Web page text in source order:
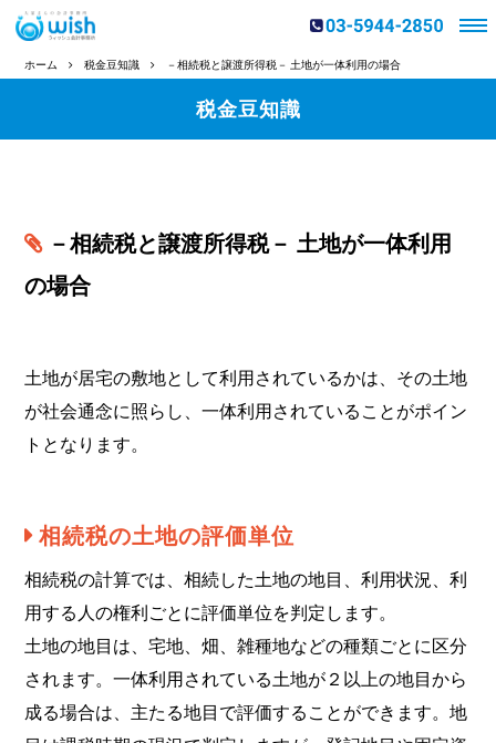
ホーム 税金豆知識 －相続税と譲渡所得税－ 土地が一体利用の場合
税金豆知識
－相続税と譲渡所得税－ 土地が一体利用
の場合
土地が居宅の敷地として利用されているかは、その土地
が社会通念に照らし、一体利用されていることがポイン
トとなります。
相続税の土地の評価単位
相続税の計算では、相続した土地の地目、利用状況、利
用する人の権利ごとに評価単位を判定します。
土地の地目は、宅地、畑、雑種地などの種類ごとに区分
されます。一体利用されている土地が２以上の地目から
成る場合は、主たる地目で評価することができます。地